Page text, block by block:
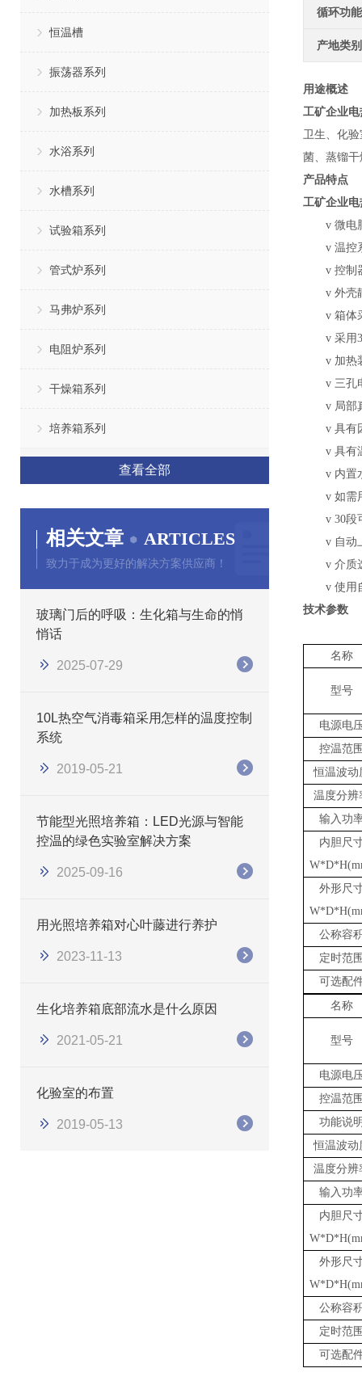
恒温槽
振荡器系列
加热板系列
水浴系列
水槽系列
试验箱系列
管式炉系列
马弗炉系列
电阻炉系列
干燥箱系列
培养箱系列
查看全部
相关文章 ARTICLES
致力于成为更好的解决方案供应商！
玻璃门后的呼吸：生化箱与生命的悄
悄话
2025-07-29
10L热空气消毒箱采用怎样的温度控制
系统
2019-05-21
节能型光照培养箱：LED光源与智能
控温的绿色实验室解决方案
2025-09-16
用光照培养箱对心叶藤进行养护
2023-11-13
生化培养箱底部流水是什么原因
2021-05-21
化验室的布置
2019-05-13
循环功能
产地类别
用途概述
工矿企业
卫生、化
菌、蒸镏
产品特点
工矿企业
v 微电
v 温控
v 控制
v 外壳
v 箱体
v 采用
v 加热
v 三孔
v 局部
v 具有
v 具有
v 内置
v 如需
v 30段
v 自动
v 介质
v 使用
技术参数
名称
型号
电源电
控温范
恒温波动
温度分辨
输入功
内胆尺
外形尺
公称容
定时范
可选配
名称
型号
电源电
控温范
功能说
恒温波动
温度分辨
输入功
内胆尺
外形尺
公称容
定时范
可选配